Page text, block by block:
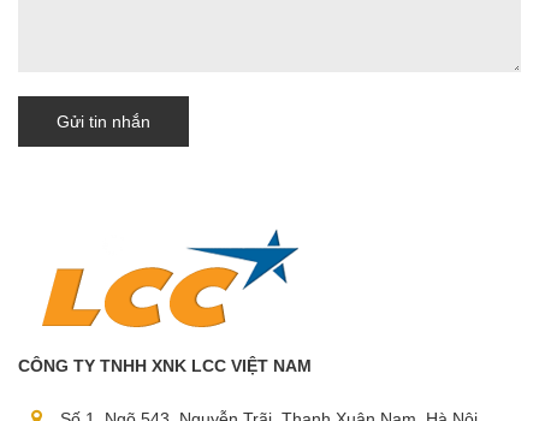
Gửi tin nhắn
CÔNG TY TNHH XNK LCC VIỆT NAM